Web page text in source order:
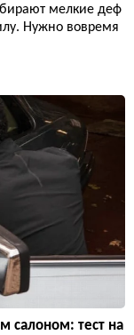
мелкие деф
Нужно вовремя
салоном: тест на